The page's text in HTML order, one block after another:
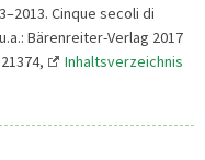
Cinque secoli di
Bärenreiter-Verlag 2017
Inhaltsverzeichnis